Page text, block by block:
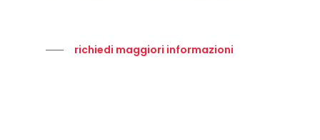
richiedi maggiori informazioni